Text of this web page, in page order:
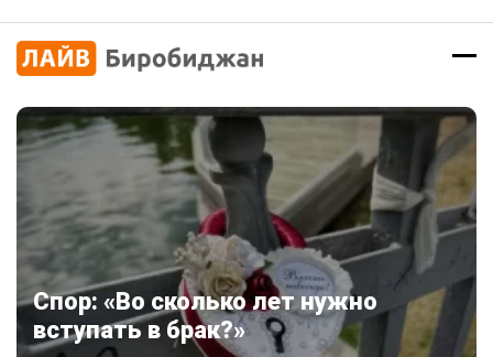
Спор: «Во сколько лет нужно
вступать в брак?»